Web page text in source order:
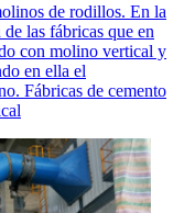
de rodillos. En la
las fábricas que en
con molino vertical y
en ella el
Fábricas de cemento